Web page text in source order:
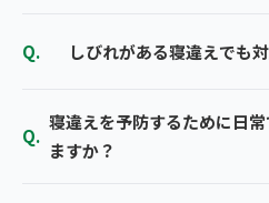
しびれがある寝違えでも
寝違えを予防するために日
ますか？